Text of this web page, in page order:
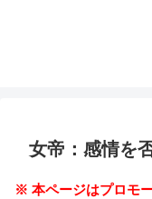
女帝：感情を
※ 本ページはプロモ